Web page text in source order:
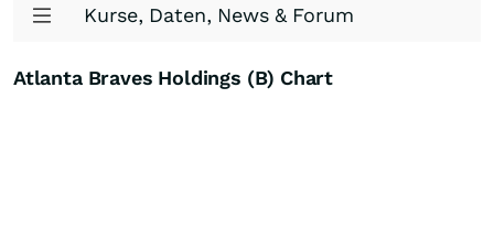
Kurse, Daten, News & Forum
Atlanta Braves Holdings (B) Chart